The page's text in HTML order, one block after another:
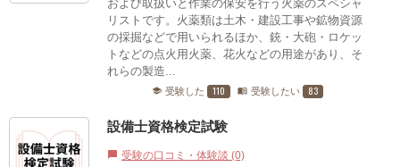
および取扱いと作業の保安を行う火薬のスペシャ
リストです。火薬類は土木・建設工事や鉱物資源
の採掘などで用いられるほか、銃・大砲・ロケッ
トなどの点火用火薬、花火などの用途があり、そ
れらの製造...
school 受験した 110 menu_book 受験したい 83
設備士資格検定試験
chat_bubble 受験の口コミ・体験談 (0)